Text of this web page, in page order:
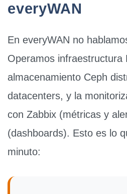
everyWAN
En everyWAN no
Operamos infraestructura
almacenamiento Ceph
datacenters, y la
con Zabbix (métricas y
(dashboards). Esto es lo
minuto: